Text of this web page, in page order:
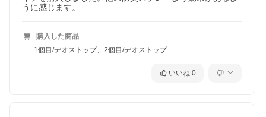
うに感じます。
購入した商品
1個目/デオストップ、2個目/デオストップ
いいね 0